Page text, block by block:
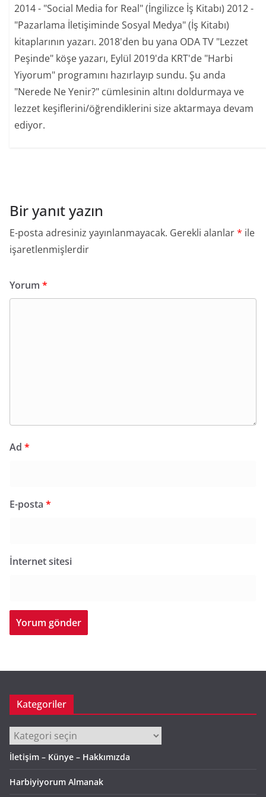
2014 - "Social Media for Real" (İngilizce İş Kitabı) 2012 -
"Pazarlama İletişiminde Sosyal Medya" (İş Kitabı)
kitaplarının yazarı. 2018'den bu yana ODA TV "Lezzet
Peşinde" köşe yazarı, Eylül 2019'da KRT'de "Harbi
Yiyorum" programını hazırlayıp sundu. Şu anda
"Nerede Ne Yenir?" cümlesinin altını doldurmaya ve
lezzet keşiflerini/öğrendiklerini size aktarmaya devam
ediyor.
Bir yanıt yazın
E-posta adresiniz yayınlanmayacak. Gerekli alanlar* ile
işaretlenmişlerdir
Yorum *
Ad *
E-posta *
İnternet sitesi
Kategoriler
Kategoriler
İletişim – Künye – Hakkımızda
Harbiyiyorum Almanak